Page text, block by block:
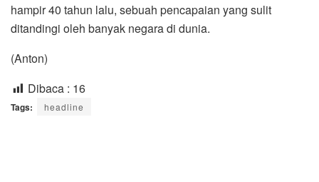
hampir 40 tahun lalu, sebuah pencapaian yang sulit
ditandingi oleh banyak negara di dunia.
(Anton)
Dibaca : 16
Tags: headline